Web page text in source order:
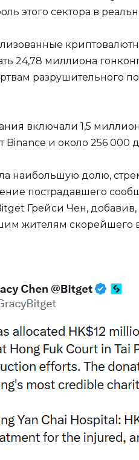
этого сектора в
24,78 миллиона
разрушительного
включали 1,5
Binance и около 256 000
наибольшую долю,
пострадавшего
Грейси Чен,
жителям скорейшего